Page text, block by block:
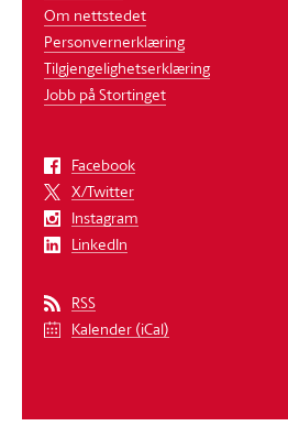
Om nettstedet
Personvernerklæring
Tilgjengelighetserklæring
Jobb på Stortinget
Facebook
X/Twitter
Instagram
LinkedIn
RSS
Kalender (iCal)